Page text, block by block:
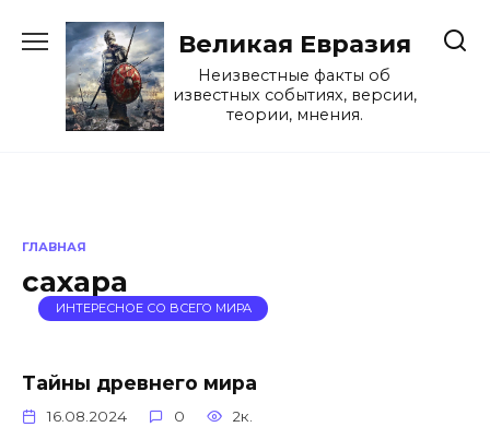
содержанию
Великая Евразия
Неизвестные факты об
известных событиях, версии,
теории, мнения.
ГЛАВНАЯ
сахара
ИНТЕРЕСНОЕ СО ВСЕГО МИРА
Тайны древнего мира
16.08.2024 0 2к.